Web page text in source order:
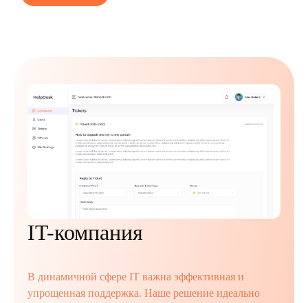
IT-компания
В динамичной сфере IT важна эффективная и
упрощенная поддержка. Наше решение идеально